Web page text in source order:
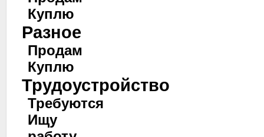
Куплю
Разное
Продам
Куплю
Трудоустройство
Требуются
Ищу